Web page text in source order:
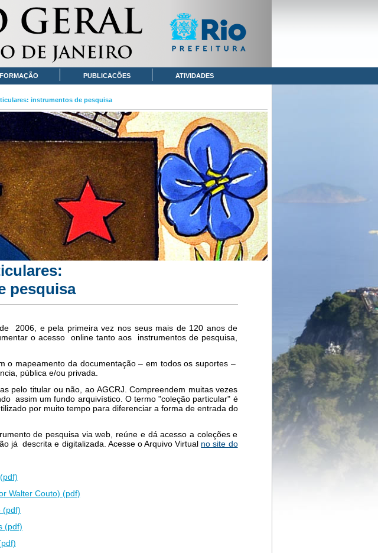
PUBLICACÕES ATIVIDADES
instrumentos de pesquisa
pesquisa
2006, e pela primeira vez nos seus mais de 120 anos de
o acesso online tanto aos instrumentos de pesquisa,
o mapeamento da documentação – em todos os suportes –
pública e/ou privada.
pelo titular ou não, ao AGCRJ. Compreendem muitas vezes
assim um fundo arquivístico. O termo "coleção particular" é
por muito tempo para diferenciar a forma de entrada do
de pesquisa via web, reúne e dá acesso a coleções e
já descrita e digitalizada. Acesse o Arquivo Virtual no site do
Walter Couto) (pdf)
(pdf)
(pdf)